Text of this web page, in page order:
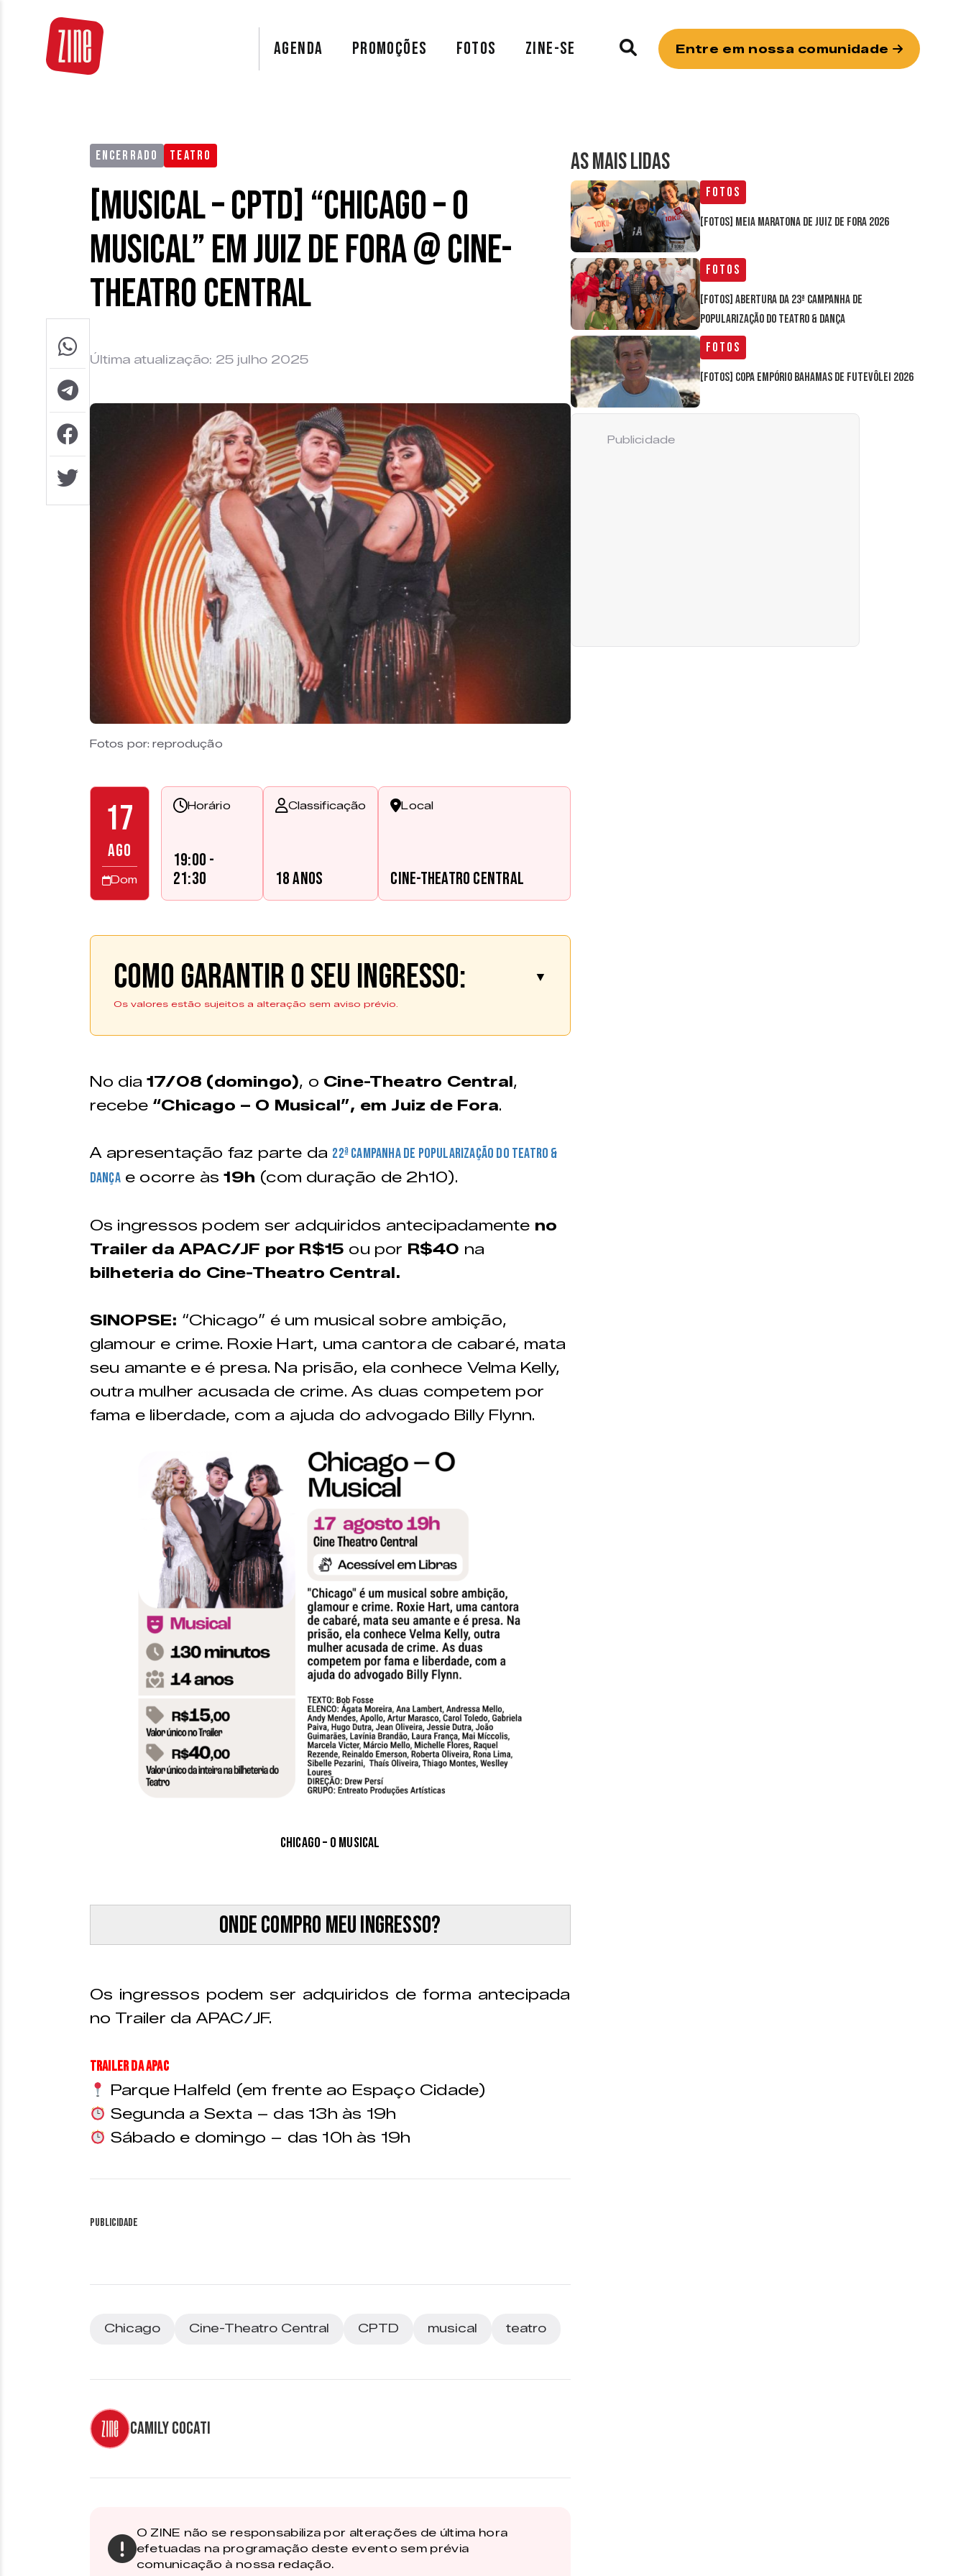
AGENDA PROMOÇÕES FOTOS ZINE-SE Entre em nossa comunidade
ENCERRADO TEATRO
[MUSICAL – CPTD] “Chicago – O
musical” em Juiz de Fora @ Cine-
Theatro Central
Última atualização: 25 julho 2025
Fotos por: reprodução
17
AGO
Dom
Horário
19:00 -
21:30
Classificação
18 anos
Local
Cine-Theatro Central
Como garantir o seu ingresso: ▼
Os valores estão sujeitos a alteração sem aviso prévio.
R$15 ou por R$40 na bilheteria do Cine-Theatro
Central.
Trailer APAC/JF
Endereço:
Parque Halfeld (em
Funcionamento:
Segunda a Sexta –
19h | Domingo - das
14h às 19h
Contato:
No dia17/08 (domingo), o Cine-Theatro Central,
recebe “Chicago – O Musical”, em Juiz de Fora.
A apresentação faz parte da 22ª Campanha de Popularização do Teatro &
Dança e ocorre às19h (com duração de 2h10).
Os ingressos podem ser adquiridos antecipadamente no
Trailer da APAC/JF por R$15 ou por R$40 na
bilheteria do Cine-Theatro Central.
SINOPSE: “Chicago” é um musical sobre ambição,
glamour e crime. Roxie Hart, uma cantora de cabaré, mata
seu amante e é presa. Na prisão, ela conhece Velma Kelly,
outra mulher acusada de crime. As duas competem por
fama e liberdade, com a ajuda do advogado Billy Flynn.
Chicago – O Musical
Onde compro meu ingresso?
Os ingressos podem ser adquiridos de forma antecipada
no Trailer da APAC/JF.
Trailer da APAC
Parque Halfeld (em frente ao Espaço Cidade)
Segunda a Sexta – das 13h às 19h
Sábado e domingo – das 10h às 19h
Publicidade
Chicago Cine-Theatro Central CPTD musical teatro
Camily Cocati
O ZINE não se responsabiliza por alterações de última hora
efetuadas na programação deste evento sem prévia
comunicação à nossa redação.
AS MAIS LIDAS
Fotos
[FOTOS] Meia Maratona de Juiz de Fora 2026
Fotos
[FOTOS] Abertura da 23ª Campanha de
Popularização do Teatro & Dança
Fotos
[FOTOS] Copa Empório Bahamas de Futevôlei 2026
Publicidade